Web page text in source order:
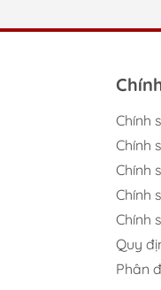
cơ
thành
Khi
lớn
Chính
Chính
Chính
Chính
Chính
Quy
Phân